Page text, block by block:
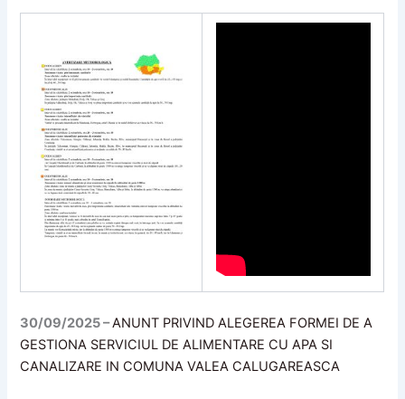
30/09/2025 –ANUNT PRIVIND ALEGEREA FORMEI DE A
GESTIONA SERVICIUL DE ALIMENTARE CU APA SI
CANALIZARE IN COMUNA VALEA CALUGAREASCA